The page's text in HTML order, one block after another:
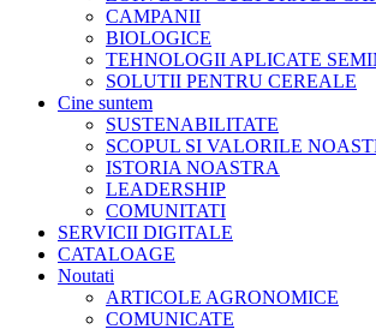
CAMPANII
BIOLOGICE
TEHNOLOGII APLICATE
SOLUTII PENTRU CEREALE
Cine suntem
SUSTENABILITATE
SCOPUL SI VALORILE
ISTORIA NOASTRA
LEADERSHIP
COMUNITATI
SERVICII DIGITALE
CATALOAGE
Noutati
ARTICOLE AGRONOMICE
COMUNICATE